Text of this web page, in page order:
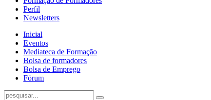
Perfil
Newsletters
Inicial
Eventos
Mediateca de Formação
Bolsa de formadores
Bolsa de Emprego
Fórum